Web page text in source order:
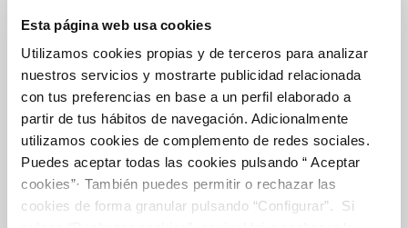
Esta página web usa cookies
Utilizamos cookies propias y de terceros para analizar
nuestros servicios y mostrarte publicidad relacionada
con tus preferencias en base a un perfil elaborado a
partir de tus hábitos de navegación. Adicionalmente
utilizamos cookies de complemento de redes sociales.
Puedes aceptar todas las cookies pulsando “ Aceptar
cookies”· También puedes permitir o rechazar las
cookies de forma granular pulsando “Configurar”. Si
FACTURAS, PAGOS Y CONSUMOS
CONTRATOS
INCIDENCIAS
TODAS LAS GESTIONES